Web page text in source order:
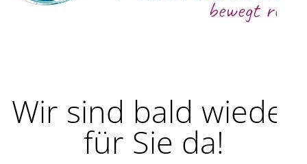
Wir sind bald wieder
für Sie da!